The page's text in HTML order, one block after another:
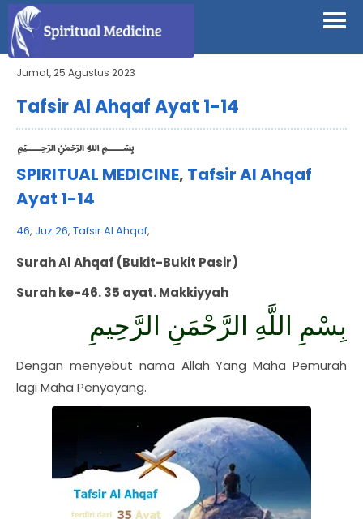
Jumat, 25 Agustus 2023
Tafsir Al Ahqaf Ayat 1-14
﷽
SPIRITUAL MEDICINE, Tafsir Al Ahqaf
Ayat 1-14
46, Juz 26, Tafsir Al Ahqaf,
Surah Al Ahqaf (Bukit-Bukit Pasir)
Surah ke-46. 35 ayat. Makkiyyah
بِسْمِ اللَّهِ الرَّحْمَنِ الرَّحِيمِ
Dengan menyebut nama Allah Yang Maha Pemurah
lagi Maha Penyayang.